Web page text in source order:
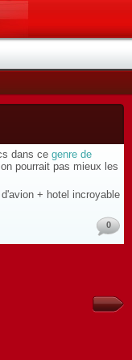
dans ce genre de
pourrait pas mieux les
+ hotel incroyable
0